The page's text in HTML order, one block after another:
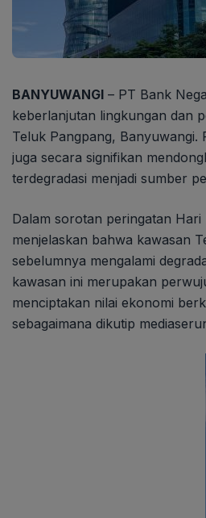
BANYUWANGI – PT Bank
keberlanjutan lingkungan dan
Teluk Pangpang,
juga secara signifikan
terdegradasi menjadi sumber
Dalam sorotan peringatan
menjelaskan bahwa kawasan
sebelumnya mengalami
kawasan ini merupakan
menciptakan nilai ekonomi
sebagaimana dikutip